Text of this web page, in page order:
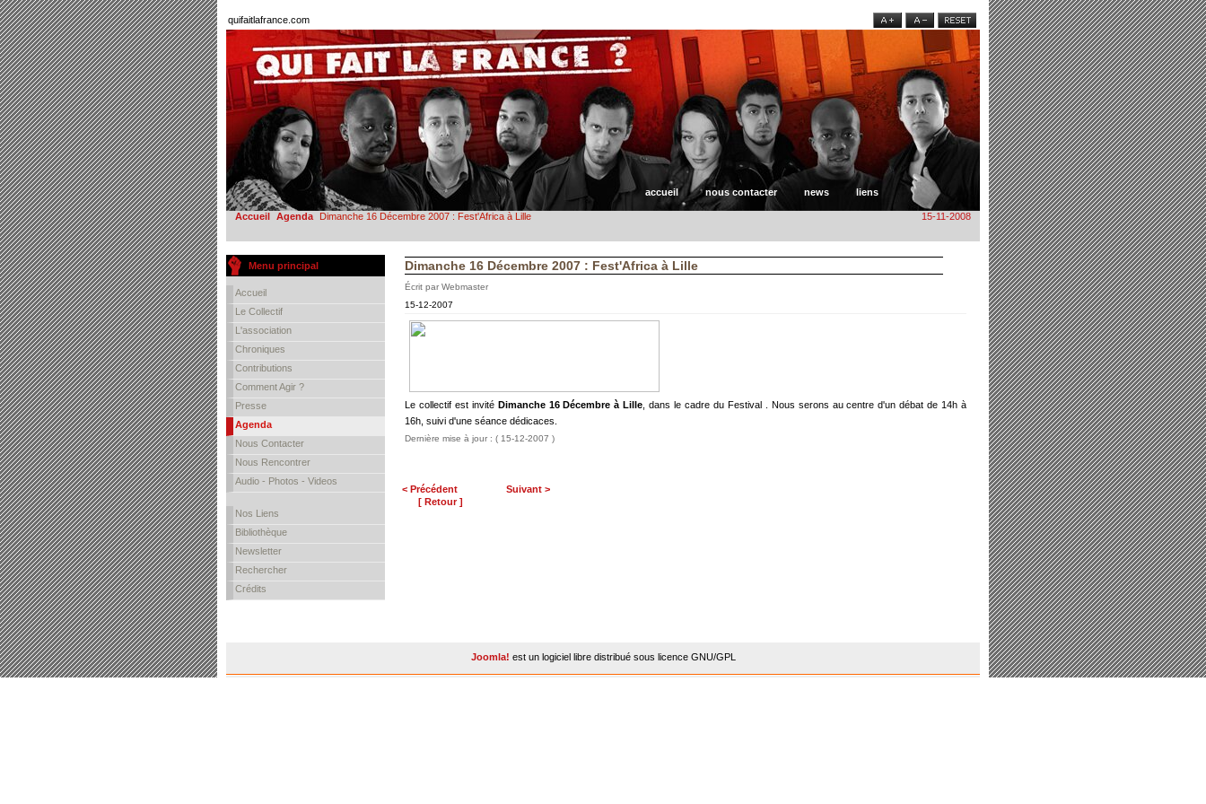
quifaitlafrance.com
accueil nous contacter news liens
Accueil Agenda Dimanche 16 Décembre 2007 : Fest'Africa à Lille 15-11-2008
Menu principal
Accueil
Le Collectif
L'association
Chroniques
Contributions
Comment Agir ?
Presse
Agenda
Nous Contacter
Nous Rencontrer
Audio - Photos - Videos
Nos Liens
Bibliothèque
Newsletter
Rechercher
Crédits
Dimanche 16 Décembre 2007 : Fest'Africa à Lille
Écrit par Webmaster
15-12-2007
Le collectif est invité Dimanche 16 Décembre à Lille , dans le cadre du Festival . Nous serons au centre d'un débat de 14h à
16h, suivi d'une séance dédicaces.
Dernière mise à jour : ( 15-12-2007 )
< Précédent
Suivant >
[ Retour ]
Joomla! est un logiciel libre distribué sous licence GNU/GPL